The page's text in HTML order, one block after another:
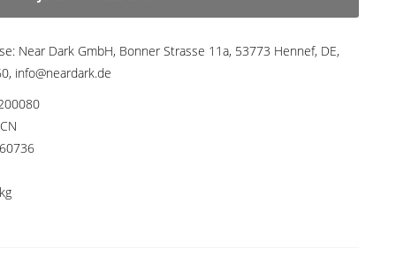
Near Dark GmbH, Bonner Strasse 11a, 53773 Hennef, DE,
info@neardark.de
CN